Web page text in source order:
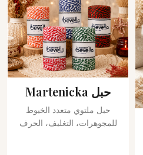
الزخرفية. متوفر من 2mm إلى
5mm، بما في ذلك خيارات
معدنية ولامعة.
حبل Martenicka
حبل ملتوي متعدد الخيوط
للمجوهرات، التغليف، الحرف